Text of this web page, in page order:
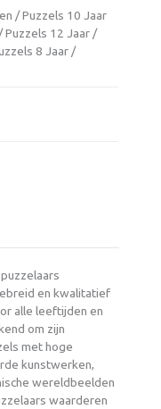
/ Puzzels 10 Jaar
Puzzels 12 Jaar /
8 Jaar /
en kwalitatief
alle leeftijden en
om zijn
met hoge
kunstwerken,
wereldbeelden
waarderen